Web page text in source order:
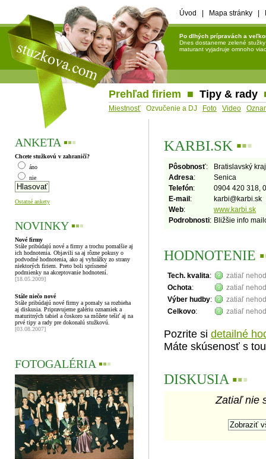
Úvod Mapa stránky
Po dlhých prípravách a
Dnes dostaneme zelené
maturant vyjadruje omnoho
Prehľad firiem ■ Tipy & rady
Miestnosť Ozvučenie a DJ Foto Video
ANKETA ▪▪▪
Chcete stužkovú v zahraničí?
áno
nie
Ostatné ankety
NOVINKY ▪▪▪
Nové firmy
Stále pribúdajú nové a firmy a trochu pomalšie aj
ich hodnotenia. Objavili sa aj rôzne pokusy o
podvodné hodnotenia, ako aj vyhrážky zo strany
niektorých firiem. Preto boli sprísnené
podmienky na akceptovanie hodnotení.
[18.05.2009]
Stále niečo nové
Stále pribúdajú nové firmy a pomaly sa rozbieha
aj diskusia. Pripravujeme galériu oznamiek a
maturitných tabiel a čoskoro sa môžete tešiť aj na
prvé tipy a rady pre dokonalú stužkovú.
[03.08.2007]
FOTOGALÉRIA ▪▪▪
KARBI.SK ▪▪▪
Pôsobnosť:
Bratislavský
Adresa:
Senica
Telefón:
0904 420 318,
E-mail : karbi@karbi.sk
Web:
www.karbi.sk
Podrobnosti: Bližšie info
HODNOTENIE ▪
Tech. kvalita:
zatiaľ
Ochota:
zatiaľ
Výber hudby:
zatiaľ
Celkovo: zatiaľ
Pozrite si detailné
Máte skúsenosť s
DISKUSIA ▪▪▪
Zatiaľ nie